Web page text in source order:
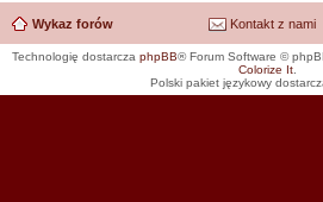
Wykaz forów Kontakt z nami
Technologię dostarcza phpBB® Forum Software ©
Colorize It.
Polski pakiet językowy